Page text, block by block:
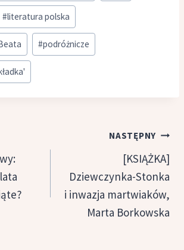
#literatura polska
#podróżnicze
NASTĘPNY
[KSIĄŻKA]
Dziewczynka-Stonka
i inwazja martwiaków,
Marta Borkowska